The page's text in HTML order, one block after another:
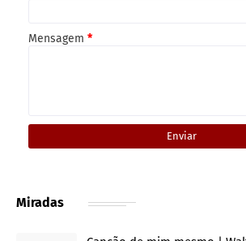
Mensagem *
Miradas